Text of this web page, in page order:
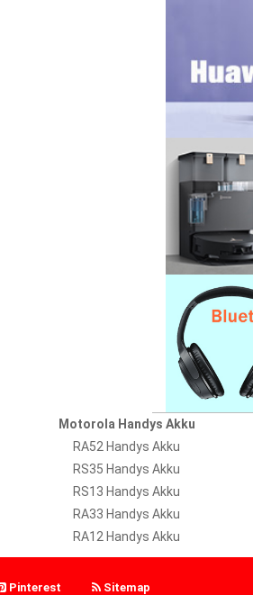
Motorola Handys Akku
RA52 Handys Akku
RS35 Handys Akku
RS13 Handys Akku
RA33 Handys Akku
RA12 Handys Akku
Pinterest Sitemap